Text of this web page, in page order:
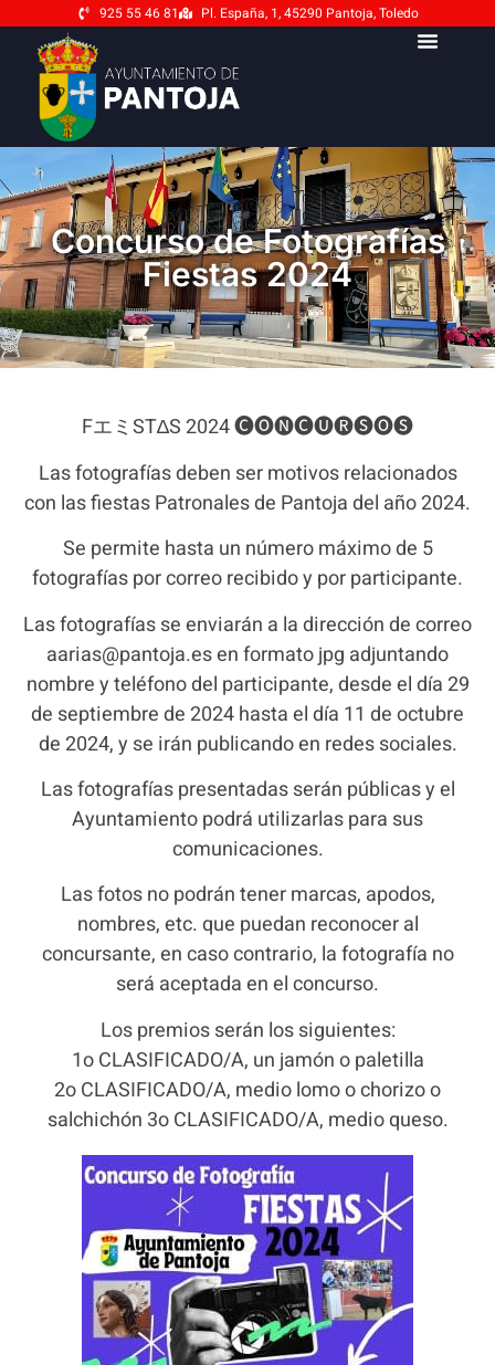
925 55 46 81 Pl. España, 1, 45290 Pantoja, Toledo
Concurso de Fotografías
Fiestas 2024
FエミST∆S 2024 🅒🅞🅝🅒🅤🅡🅢🅞🅢
Las fotografías deben ser motivos relacionados
con las fiestas Patronales de Pantoja del año 2024.
Se permite hasta un número máximo de 5
fotografías por correo recibido y por participante.
Las fotografías se enviarán a la dirección de correo
aarias@pantoja.es en formato jpg adjuntando
nombre y teléfono del participante, desde el día 29
de septiembre de 2024 hasta el día 11 de octubre
de 2024, y se irán publicando en redes sociales.
Las fotografías presentadas serán públicas y el
Ayuntamiento podrá utilizarlas para sus
comunicaciones.
Las fotos no podrán tener marcas, apodos,
nombres, etc. que puedan reconocer al
concursante, en caso contrario, la fotografía no
será aceptada en el concurso.
Los premios serán los siguientes:
1o CLASIFICADO/A, un jamón o paletilla
2o CLASIFICADO/A, medio lomo o chorizo o
salchichón 3o CLASIFICADO/A, medio queso.